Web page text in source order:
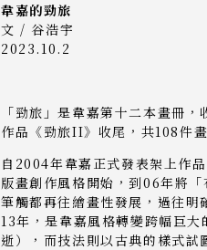
韋嘉的勁旅
文 / 谷浩宇
2023.10.2
「勁旅」是韋嘉第十二本畫冊
作品《勁旅II》收尾，共108件
自2004年韋嘉正式發表架上作
版畫創作風格開始，到06年將
筆觸都再往繪畫性發展，過往
13年，是韋嘉風格轉變跨幅巨
逝），而技法則以古典的樣式試